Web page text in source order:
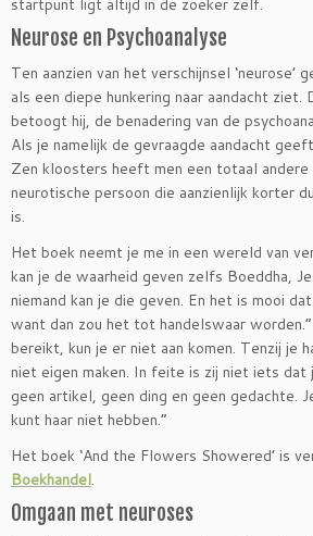
startpunt ligt altijd in de zoeker zelf.
Neurose en Psychoanalyse
Ten aanzien van het verschijnsel ‘neurose’
als een diepe hunkering naar aandacht ziet.
betoogt hij, de benadering van de
Als je namelijk de gevraagde aandacht
Zen kloosters heeft men een totaal andere
neurotische persoon die aanzienlijk korter
is.
Het boek neemt je me in een wereld van
kan je de waarheid geven zelfs Boeddha,
niemand kan je die geven. En het is mooi
want dan zou het tot handelswaar
bereikt, kun je er niet aan komen. Tenzij je
niet eigen maken. In feite is zij niet iets dat
geen artikel, geen ding en geen gedachte.
kunt haar niet hebben.”
Het boek ‘And the Flowers Showered’ is
Boekhandel.
Omgaan met neuroses